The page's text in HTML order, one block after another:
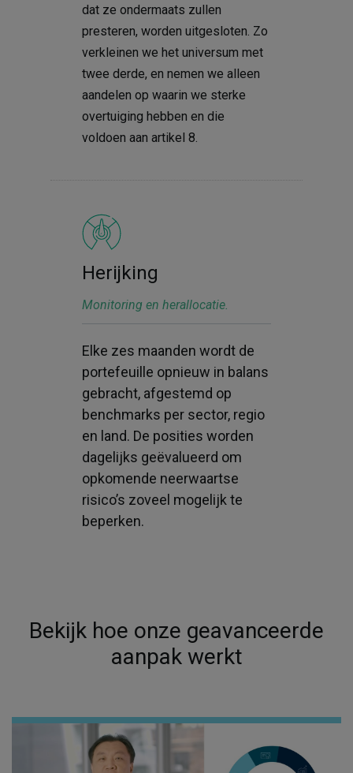
dat ze ondermaats zullen
presteren, worden uitgesloten. Zo
verkleinen we het universum met
twee derde, en nemen we alleen
aandelen op waarin we sterke
overtuiging hebben en die
voldoen aan artikel 8.
Herijking
Monitoring en herallocatie.
Elke zes maanden wordt de
portefeuille opnieuw in balans
gebracht, afgestemd op
benchmarks per sector, regio
en land. De posities worden
dagelijks geëvalueerd om
opkomende neerwaartse
risico’s zoveel mogelijk te
beperken.
Bekijk hoe onze geavanceerde
aanpak werkt